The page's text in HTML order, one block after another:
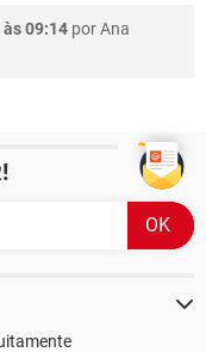
09:14 porAna